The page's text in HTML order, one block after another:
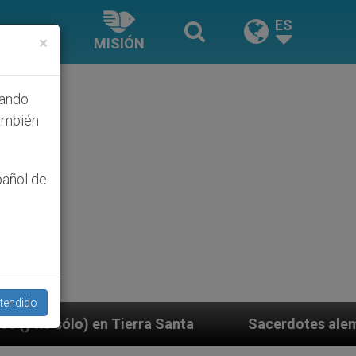
MISIÓN
ES
Sacerdotes alemanes fieles al Papa
×
de